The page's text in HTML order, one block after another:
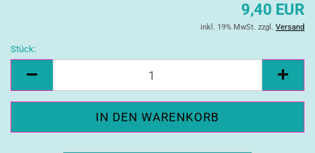
9,40 EUR
inkl. 19% MwSt. zzgl. Versand
Stück: